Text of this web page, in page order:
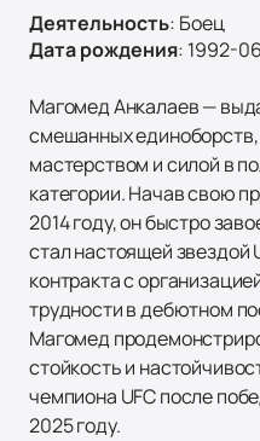
Деятельность: Боец
Дата рождения: 1992-
Магомед Анкалаев —
смешанных
мастерством и силой в
категории. Начав свою
2014 году, он быстро
стал настоящей звездой
контракта с
трудности в дебютном
Магомед
стойкость и
чемпиона UFC после
2025 году.